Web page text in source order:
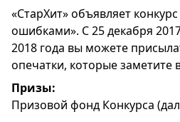
«СтарХит» объявляет
ошибками». С 25 декабря
2018 года вы можете
опечатки, которые заметите
Призы:
Призовой фонд Конкурса